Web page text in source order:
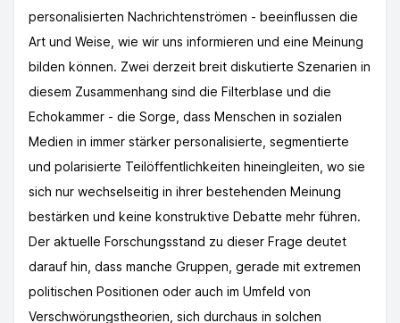
personalisierten Nachrichtenströmen - beeinflussen die
Art und Weise, wie wir uns informieren und eine Meinung
bilden können. Zwei derzeit breit diskutierte Szenarien in
diesem Zusammenhang sind die Filterblase und die
Echokammer - die Sorge, dass Menschen in sozialen
Medien in immer stärker personalisierte, segmentierte
und polarisierte Teilöffentlichkeiten hineingleiten, wo sie
sich nur wechselseitig in ihrer bestehenden Meinung
bestärken und keine konstruktive Debatte mehr führen.
Der aktuelle Forschungsstand zu dieser Frage deutet
darauf hin, dass manche Gruppen, gerade mit extremen
politischen Positionen oder auch im Umfeld von
Verschwörungstheorien, sich durchaus in solchen